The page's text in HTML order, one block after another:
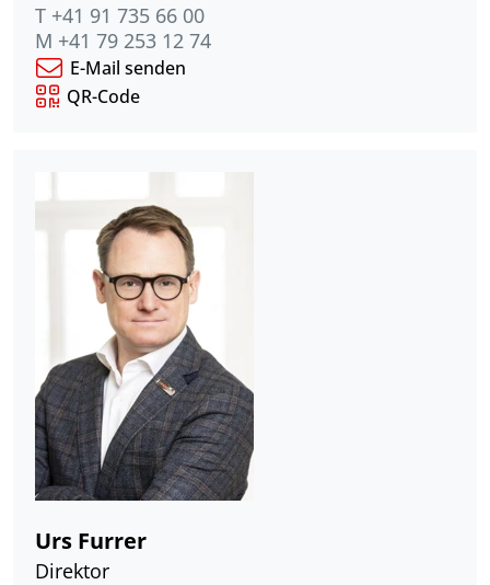
T +41 91 735 66 00
M +41 79 253 12 74
E-Mail senden
QR-Code
Urs Furrer
Direktor